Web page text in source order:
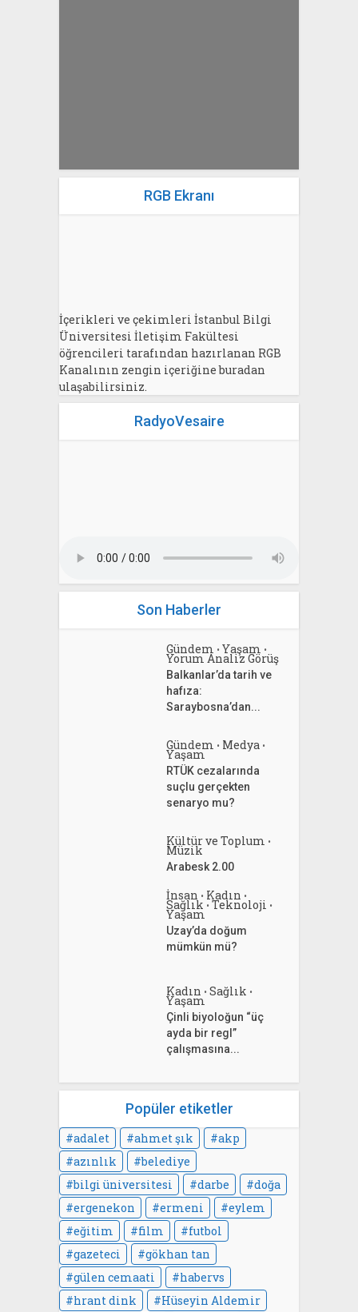
RGB Ekranı
İçerikleri ve çekimleri İstanbul Bilgi
Üniversitesi İletişim Fakültesi
öğrencileri tarafından hazırlanan RGB
Kanalının zengin içeriğine buradan
ulaşabilirsiniz.
RadyoVesaire
Son Haberler
Gündem • Yaşam •
Yorum Analiz Görüş
Balkanlar’da tarih ve
hafıza:
Saraybosna’dan...
Gündem • Medya •
Yaşam
RTÜK cezalarında
suçlu gerçekten
senaryo mu?
Kültür ve Toplum •
Müzik
Arabesk 2.00
İnsan • Kadın •
Sağlık • Teknoloji •
Yaşam
Uzay’da doğum
mümkün mü?
Kadın • Sağlık •
Yaşam
Çinli biyoloğun “üç
ayda bir regl”
çalışmasına...
Popüler etiketler
adalet ahmet şık
akp
azınlık
belediye
bilgi üniversitesi
darbe
doğa
ergenekon
ermeni
eylem
eğitim
film
futbol
gazeteci
gökhan tan
gülen cemaati
habervs
hrant dink
Hüseyin Aldemir